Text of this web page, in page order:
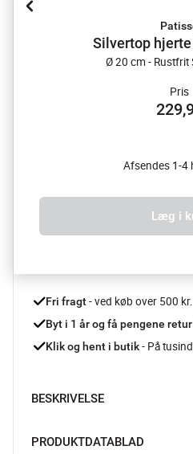
Silvertop
Ø 20 cm - Rustfrit
Pris
Afsendes 1-4
Læg i
Fri fragt - ved køb over 500
Byt i 1 år og få pengene
Klik og hent i butik - På
BESKRIVELSE
springform fra Patisse og giv
PRODUKTDATABLAD